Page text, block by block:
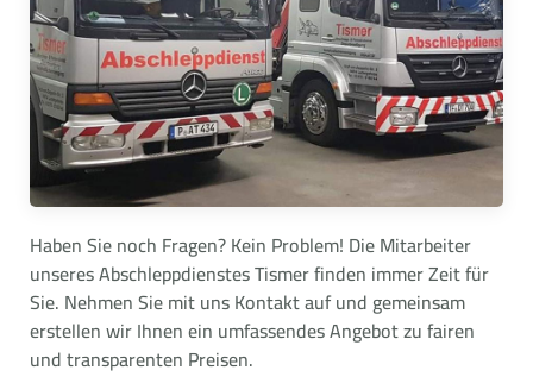
Haben Sie noch Fragen? Kein Problem! Die Mitarbeiter
unseres Abschleppdienstes Tismer finden immer Zeit für
Sie. Nehmen Sie mit uns Kontakt auf und gemeinsam
erstellen wir Ihnen ein umfassendes Angebot zu fairen
und transparenten Preisen.